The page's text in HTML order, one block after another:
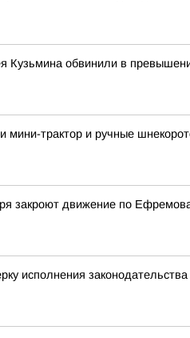
Кузьмина обвинили в
мини-трактор и ручные
закроют движение по
исполнения